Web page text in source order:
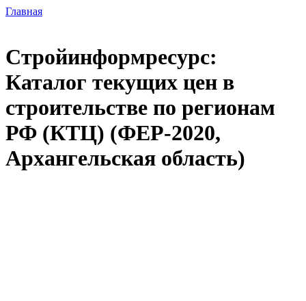
Главная
Стройинформресурс:
Каталог текущих цен в
строительстве по регионам
РФ (КТЦ) (ФЕР-2020,
Архангельская область)